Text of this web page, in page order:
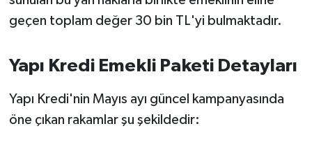
geçen toplam değer 30 bin TL'yi bulmaktadır.
Yapı Kredi Emekli Paketi Detayları
Yapı Kredi'nin Mayıs ayı güncel kampanyasında
öne çıkan rakamlar şu şekildedir:
TÜRKİYE
VİZYONDAKİLER